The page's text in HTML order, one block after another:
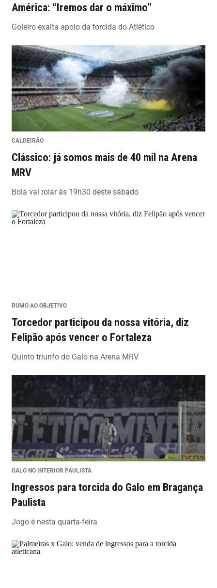
América: “Iremos dar o máximo”
Goleiro exalta apoio da torcida do Atlético
CALDEIRÃO
Clássico: já somos mais de 40 mil na Arena
MRV
Bola vai rolar às 19h30 deste sábado
RUMO AO OBJETIVO
Torcedor participou da nossa vitória, diz
Felipão após vencer o Fortaleza
Quinto triunfo do Galo na Arena MRV
GALO NO INTERIOR PAULISTA
Ingressos para torcida do Galo em Bragança
Paulista
Jogo é nesta quarta-feira